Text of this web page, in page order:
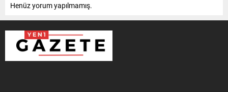
Henüz yorum yapılmamış.